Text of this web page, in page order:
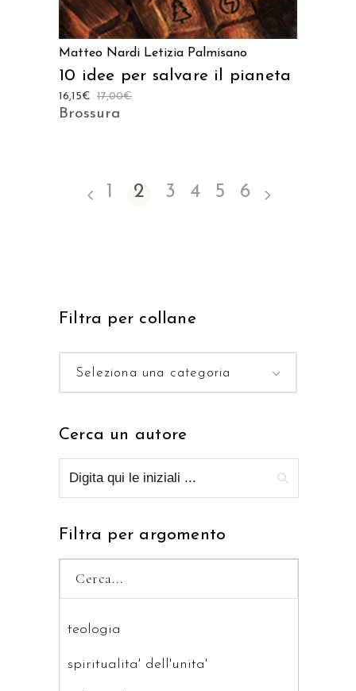
Matteo Nardi Letizia Palmisano
10 idee per salvare il pianeta
17,00€
16,15€
Brossura
1 2 3 4 5 6
Filtra per collane
Seleziona una categoria
Cerca un autore
Filtra per argomento
teologia
spiritualita' dell'unita'